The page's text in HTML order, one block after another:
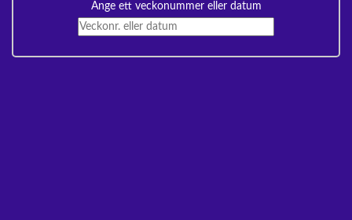
Ange ett veckonummer eller datum